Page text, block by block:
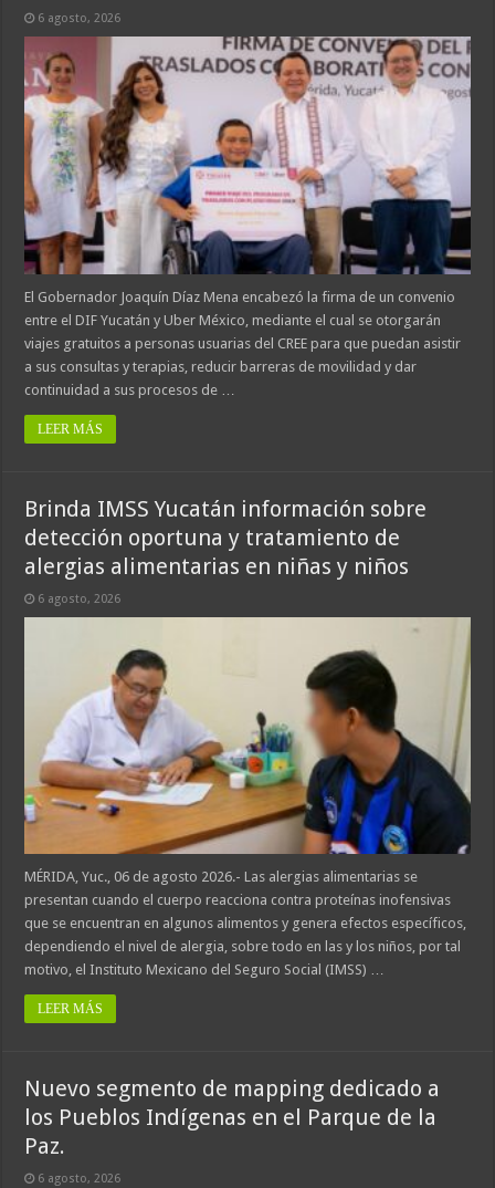
6 agosto, 2026
El Gobernador Joaquín Díaz Mena encabezó la firma de un convenio
entre el DIF Yucatán y Uber México, mediante el cual se otorgarán
viajes gratuitos a personas usuarias del CREE para que puedan asistir
a sus consultas y terapias, reducir barreras de movilidad y dar
continuidad a sus procesos de …
LEER MÁS
Brinda IMSS Yucatán información sobre
detección oportuna y tratamiento de
alergias alimentarias en niñas y niños
6 agosto, 2026
MÉRIDA, Yuc., 06 de agosto 2026.- Las alergias alimentarias se
presentan cuando el cuerpo reacciona contra proteínas inofensivas
que se encuentran en algunos alimentos y genera efectos específicos,
dependiendo el nivel de alergia, sobre todo en las y los niños, por tal
motivo, el Instituto Mexicano del Seguro Social (IMSS) …
LEER MÁS
Nuevo segmento de mapping dedicado a
los Pueblos Indígenas en el Parque de la
Paz.
6 agosto, 2026